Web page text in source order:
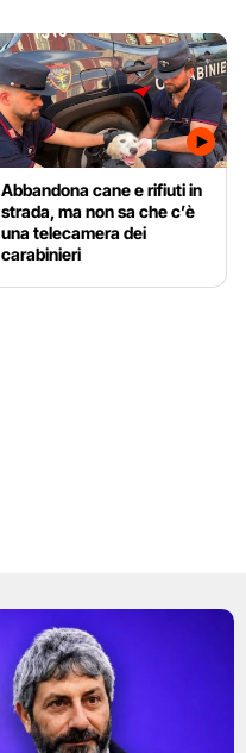
Abbandona cane e rifiuti in
strada, ma non sa che c’è
una telecamera dei
carabinieri